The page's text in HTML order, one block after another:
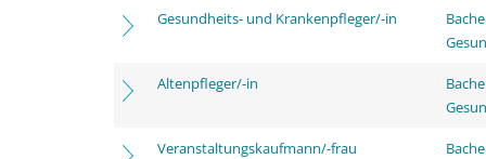
Gesundheits- und Krankenpfleger/-in
Altenpfleger/-in
Veranstaltungskaufmann/-frau